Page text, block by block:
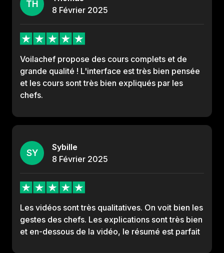
TH
8 Février 2025
Voilachef propose des cours complets et de
grande qualité ! L'interface est très bien pensée
et les cours sont très bien expliqués par les
chefs.
SY
Sybille
8 Février 2025
Les vidéos sont très qualitatives. On voit bien les
gestes des chefs. Les explications sont très bien
et en-dessous de la vidéo, le résumé est parfait